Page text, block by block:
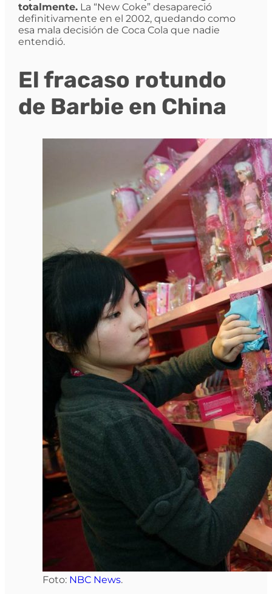
totalmente.La “New Coke” desapareció
definitivamente en el 2002, quedando como
esa mala decisión de Coca Cola que nadie
entendió.
El fracaso rotundo
de Barbie en China
Foto: NBC News.